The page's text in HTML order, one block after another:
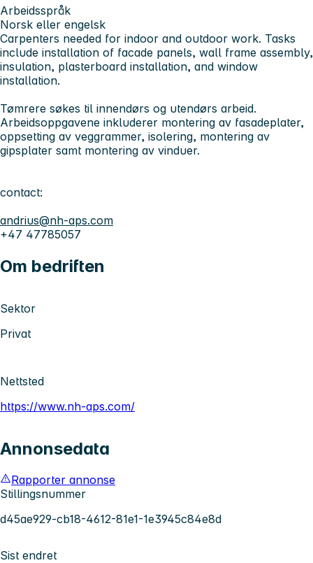
Arbeidsspråk
Norsk eller engelsk
Carpenters needed for indoor and outdoor work. Tasks
include installation of facade panels, wall frame assembly,
insulation, plasterboard installation, and window
installation.
Tømrere søkes til innendørs og utendørs arbeid.
Arbeidsoppgavene inkluderer montering av fasadeplater,
oppsetting av veggrammer, isolering, montering av
gipsplater samt montering av vinduer.
contact:
andrius@nh-aps.com
+47 47785057
Om bedriften
Sektor
Privat
Nettsted
https://www.nh-aps.com/
Annonsedata
Rapporter annonse
Stillingsnummer
d45ae929-cb18-4612-81e1-1e3945c84e8d
Sist endret